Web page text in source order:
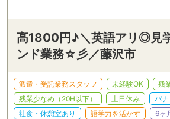
高1800円♪＼英語アリ◎見
ンド業務☆彡／藤沢市
派遣・受託業務スタッフ 未経験OK
残
残業少なめ（20H以下）
土日休み
パ
社食・休憩室あり
語学力を活かす 6ヶ